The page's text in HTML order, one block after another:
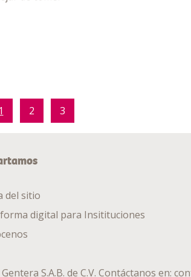
1 2 3
del sitio
digital para Insitituciones
Gentera S.A.B. de C.V. Contáctanos en: